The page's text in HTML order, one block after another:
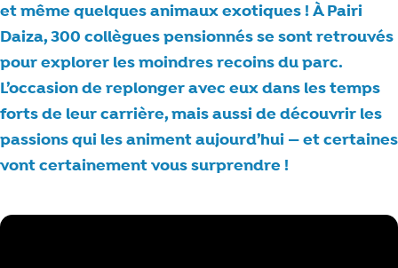
et même quelques animaux exotiques ! À Pairi
Daiza, 300 collègues pensionnés se sont retrouvés
pour explorer les moindres recoins du parc.
L’occasion de replonger avec eux dans les temps
forts de leur carrière, mais aussi de découvrir les
passions qui les animent aujourd’hui — et certaines
vont certainement vous surprendre !